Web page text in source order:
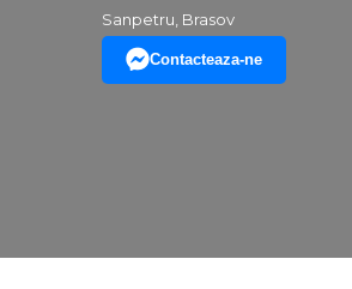
Sanpetru, Brasov
Contacteaza-ne